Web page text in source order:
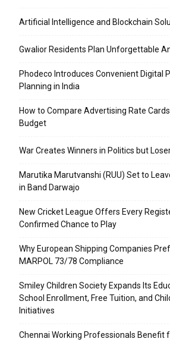
Artificial Intelligence and Blockchain
Gwalior Residents Plan Unforgettable
Phodeco Introduces Convenient Digital
Planning in India
How to Compare Advertising Rate
Budget
War Creates Winners in Politics but
Marutika Marutvanshi (RUU) Set to
in Band Darwajo
New Cricket League Offers Every
Confirmed Chance to Play
Why European Shipping Companies
MARPOL 73/78 Compliance
Smiley Children Society Expands Its
School Enrollment, Free Tuition, and
Initiatives
Chennai Working Professionals Benefit